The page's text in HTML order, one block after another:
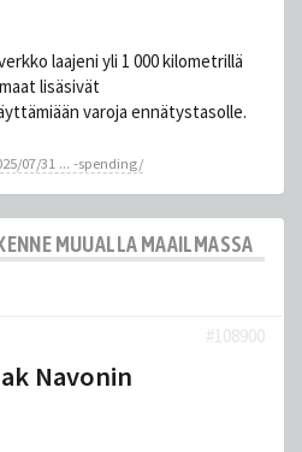
laajeni yli 1 000 kilometrillä
lisäsivät
varoja ennätystasolle.
07/31 ... -spending/
MUUALLA MAAILMASSA
#108900
Navonin